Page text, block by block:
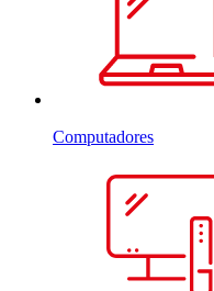
Computadores